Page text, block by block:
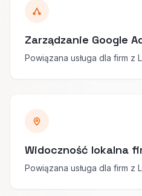
Zarządzanie Google
Powiązana usługa dla firm z
Widoczność lokalna
Powiązana usługa dla firm z